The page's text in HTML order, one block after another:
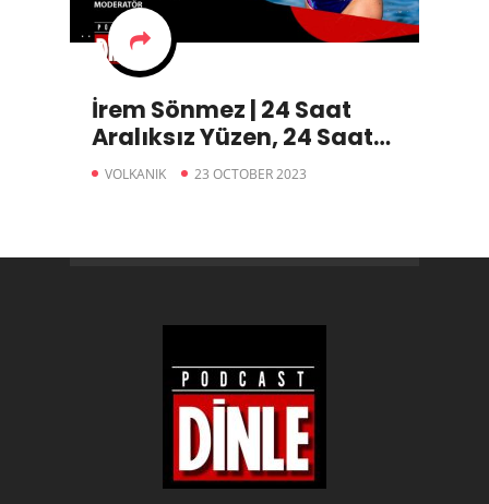
İrem Sönmez | 24 Saat
Aralıksız Yüzen, 24 Saat
Aralıksız Koşan Çılgın
VOLKANIK 23 OCTOBER 2023